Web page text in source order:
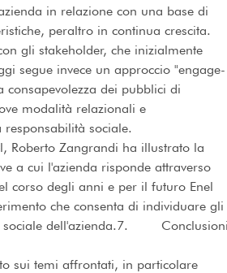
in relazione con una base di
peraltro in continua crescita.
gli stakeholder, che inizialmente
segue invece un approccio "engage-
dei pubblici di
modalità relazionali e
sociale.
Roberto Zangrandi ha illustrato la
a cui l'azienda risponde attraverso
corso degli anni e per il futuro Enel
che consenta di individuare gli
sociale dell'azienda.7. Conclusioni
sui temi affrontati, in particolare